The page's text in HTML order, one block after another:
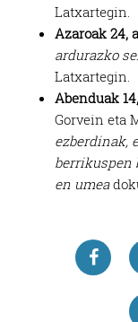
Latxartegin.
Azaroak 24,
ardurazko
Latxartegin.
Abenduak
Gorvein eta
ezberdinak,
berrikuspen
en umea